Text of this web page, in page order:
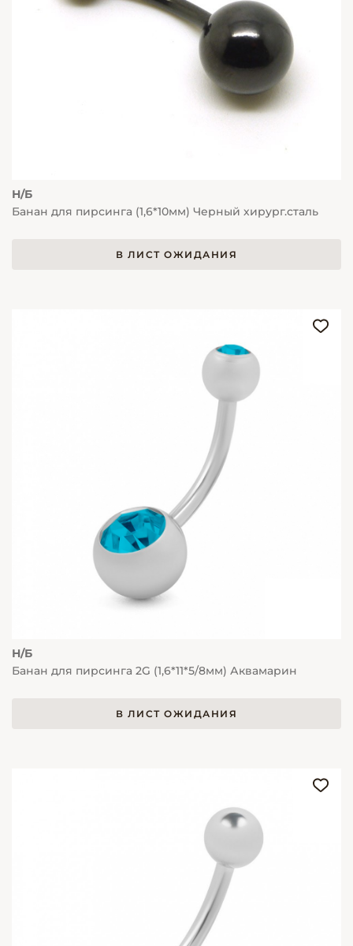
Н/Б
Банан для пирсинга (1,6*10мм) Черный хирург.сталь
В ЛИСТ ОЖИДАНИЯ
Н/Б
Банан для пирсинга 2G (1,6*11*5/8мм) Аквамарин
В ЛИСТ ОЖИДАНИЯ